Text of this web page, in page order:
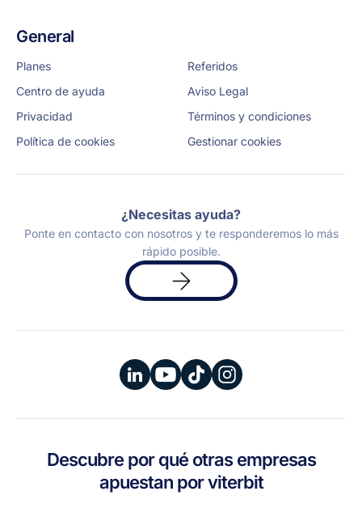
General
Planes
Referidos
Centro de ayuda
Aviso Legal
Privacidad
Términos y condiciones
Política de cookies
Gestionar cookies
¿Necesitas ayuda?
Ponte en contacto con nosotros y te responderemos lo más
rápido posible.
Solicita
una
demo
Descubre por qué otras empresas
apuestan por viterbit